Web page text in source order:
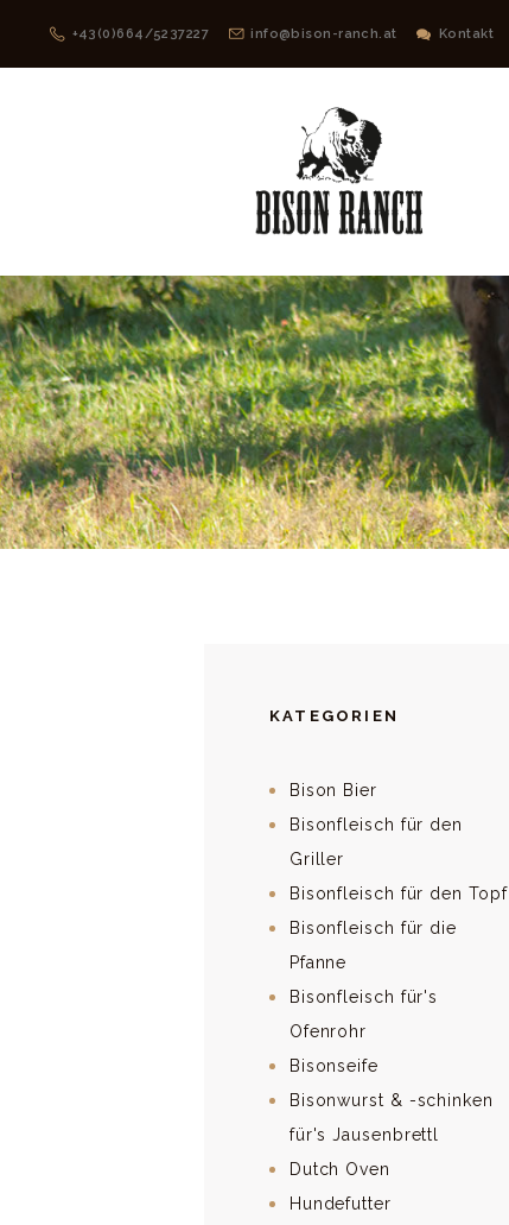
+43(0)664/5237227 info@bison-ranch.at Kontakt
KATEGORIEN
Bison Bier
Bisonfleisch für den
Griller
Bisonfleisch für den Topf
Bisonfleisch für die
Pfanne
Bisonfleisch für's
Ofenrohr
Bisonseife
Bisonwurst & -schinken
für's Jausenbrettl
Dutch Oven
Hundefutter